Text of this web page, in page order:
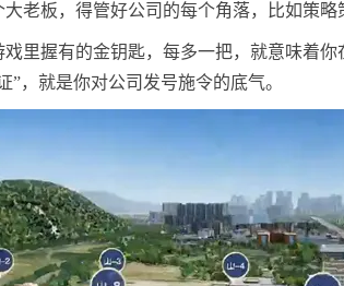
老板，得管好公司的每个角落，比如策略
里握有的金钥匙，每多一把，就意味着你
，就是你对公司发号施令的底气。